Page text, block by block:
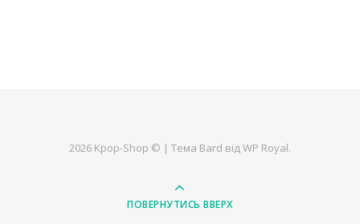
2026 Kpop-Shop © | Тема Bard відWP Royal.
ПОВЕРНУТИСЬ ВВЕРХ